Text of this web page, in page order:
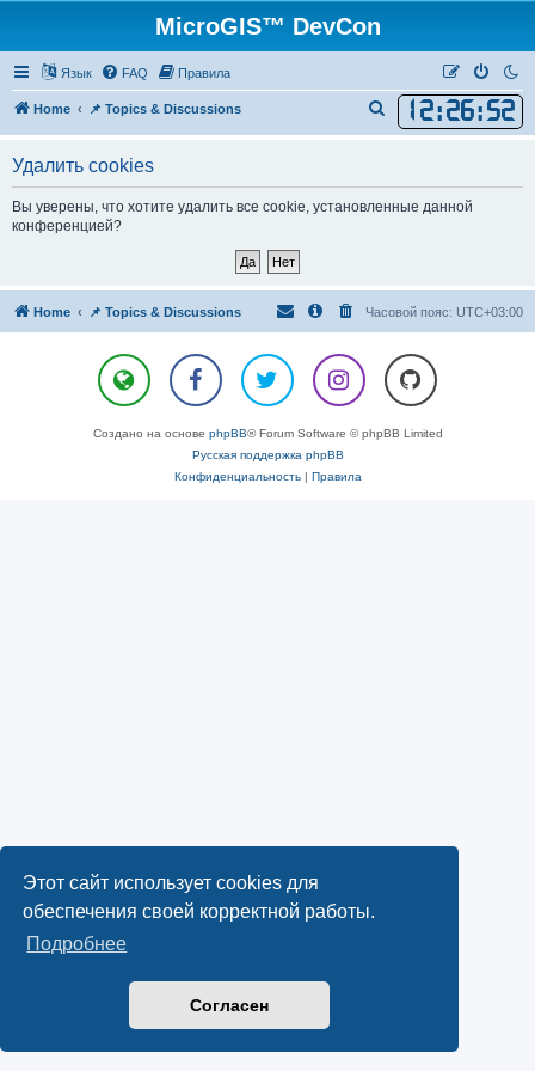
Этот сайт использует cookies для
обеспечения своей корректной работы.
Подробнее
Согласен
MicroGIS™ DevCon
Язык FAQ Правила
Home 📌 Topics & Discussions 12:26:52
о
Удалить cookies
Вы уверены, что хотите удалить все cookie, установленные данной
конференцией?
Home 📌 Topics & Discussions Часовой пояс: UTC+03:00
Создано на основе phpBB® Forum Software © phpBB Limited
Русская поддержка phpBB
Конфиденциальность| Правила